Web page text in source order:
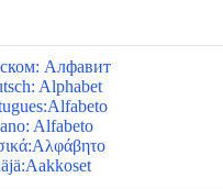
Алфавит
Alphabet
Alfabeto